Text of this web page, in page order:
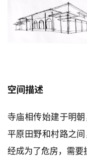
空间描述
寺庙相传始建于明
平原田野和村路之
经成为了危房，需要